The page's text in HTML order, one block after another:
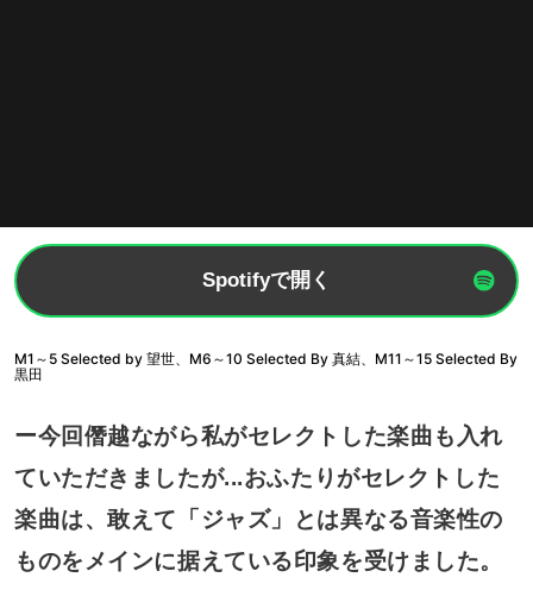
Spotifyで開く
M1～5 Selected by 望世、M6～10 Selected By 真結、M11～15 Selected By
黒田
ー今回僭越ながら私がセレクトした楽曲も入れ
ていただきましたが...おふたりがセレクトした
楽曲は、敢えて「ジャズ」とは異なる音楽性の
ものをメインに据えている印象を受けました。